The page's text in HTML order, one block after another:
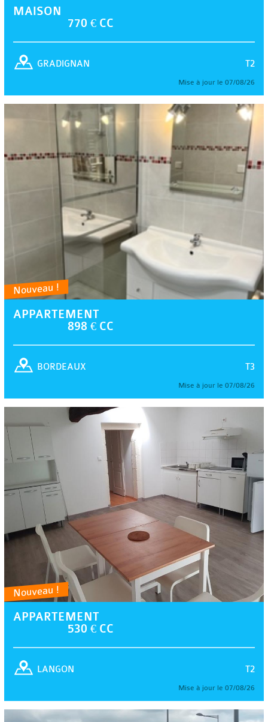
MAISON
770 € CC
T2
GRADIGNAN
Mise à jour le 07/08/26
Nouveau !
APPARTEMENT
898 € CC
T3
BORDEAUX
Mise à jour le 07/08/26
Nouveau !
APPARTEMENT
530 € CC
T2
LANGON
Mise à jour le 07/08/26